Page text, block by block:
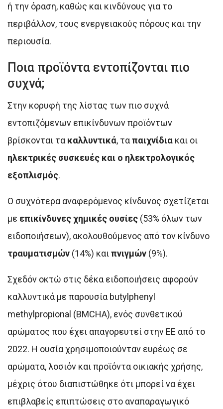
ή την όραση, καθώς και κινδύνους για το
περιβάλλον, τους ενεργειακούς πόρους και την
περιουσία.
Ποια προϊόντα εντοπίζονται πιο
συχνά;
Στην κορυφή της λίστας των πιο συχνά
εντοπιζόμενων επικίνδυνων προϊόντων
βρίσκονται τα καλλυντικά, ταπαιχνίδια και οι
ηλεκτρικές συσκευές και ο ηλεκτρολογικός
εξοπλισμός.
Ο συχνότερα αναφερόμενος κίνδυνος σχετίζεται
με επικίνδυνες χημικές ουσίες (53% όλων των
ειδοποιήσεων), ακολουθούμενος από τον κίνδυνο
τραυματισμών (14%) καιπνιγμών (9%).
Σχεδόν οκτώ στις δέκα ειδοποιήσεις αφορούν
καλλυντικά με παρουσία butylphenyl
methylpropional (BMCHA), ενός συνθετικού
αρώματος που έχει απαγορευτεί στην ΕΕ από το
2022. Η ουσία χρησιμοποιούνταν ευρέως σε
αρώματα, λοσιόν και προϊόντα οικιακής χρήσης,
μέχρις ότου διαπιστώθηκε ότι μπορεί να έχει
επιβλαβείς επιπτώσεις στο αναπαραγωγικό